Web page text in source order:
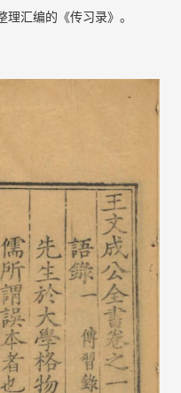
汇编的《传习录》。